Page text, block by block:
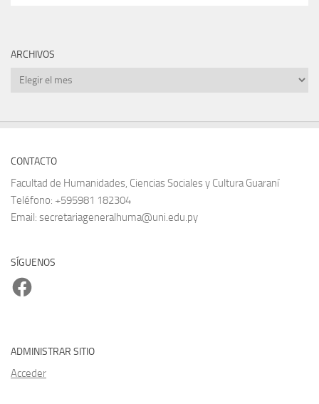
ARCHIVOS
Archivos
CONTACTO
Facultad de Humanidades, Ciencias Sociales y Cultura Guaraní
Teléfono: +595981 182304
Email: secretariageneralhuma@uni.edu.py
SÍGUENOS
Facebook
ADMINISTRAR SITIO
Acceder